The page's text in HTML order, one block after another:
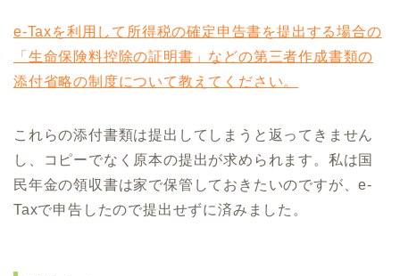
e-Taxを利用して所得税の確定申告書を提出する場合の
「生命保険料控除の証明書」などの第三者作成書類の
添付省略の制度について教えてください。
これらの添付書類は提出してしまうと返ってきません
し、コピーでなく原本の提出が求められます。私は国
民年金の領収書は家で保管しておきたいのですが、e-
Taxで申告したので提出せずに済みました。